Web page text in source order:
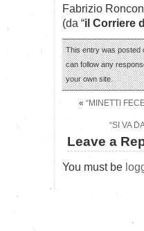
Fabrizio
(da “il Corriere
This entry was posted
can follow any
your own site.
« “MINETTI
“SI VA
Leave a
You must be